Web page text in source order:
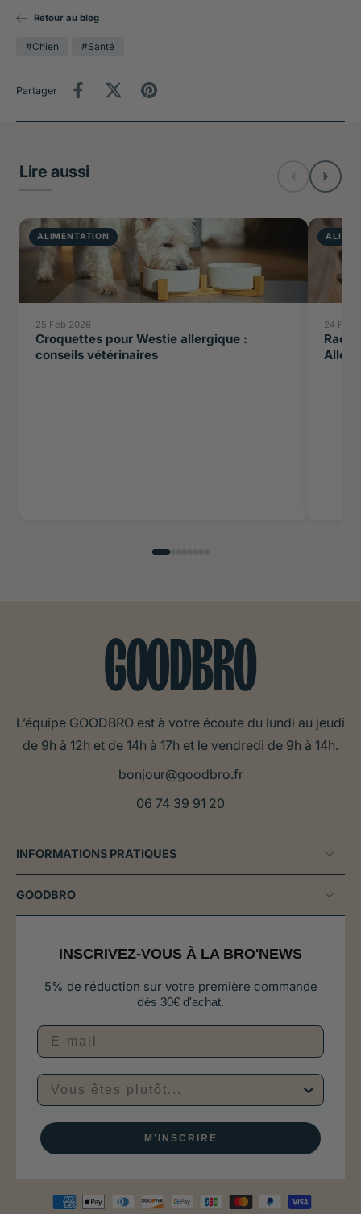
Retour au blog
#Chien #Santé
Partager
Lire aussi
ALIMENTATION
25 Feb 2026
Croquettes pour Westie allergique :
conseils vétérinaires
24 Feb
L’équipe GOODBRO est à votre écoute du lundi au jeudi
de 9h à 12h et de 14h à 17h et le vendredi de 9h à 14h.
bonjour@goodbro.fr
06 74 39 91 20
INFORMATIONS PRATIQUES
GOODBRO
INSCRIVEZ-VOUS À LA BRO'NEWS
5% de réduction sur votre première commande
dès 30€ d'achat.
Vous êtes plutôt...
M’INSCRIRE